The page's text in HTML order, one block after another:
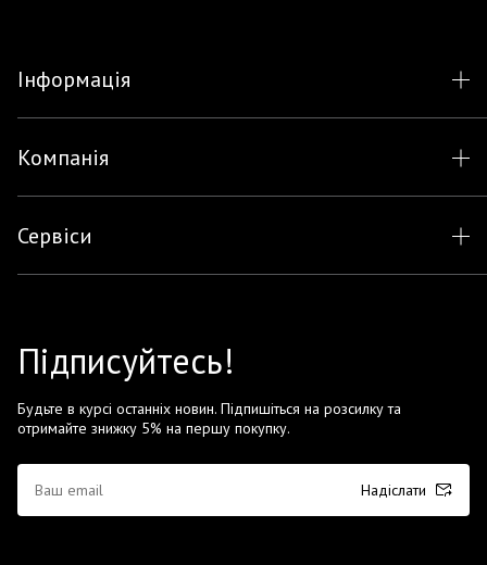
Інформація
Компанія
Сервіси
Підписуйтесь!
Будьте в курсі останніх новин. Підпишіться на розсилку та
отримайте знижку 5% на першу покупку.
Надіслати